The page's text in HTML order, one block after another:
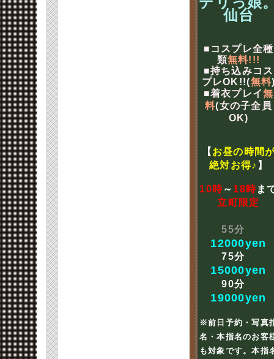
仙台
■コスプレ全種
類無料!!!
■持ち込みコス
プレOK!!(無料
■着衣プレイ無
料(女の子全員
OK)
【 お昼の時間
絶対お得♪ 】
10時～ 18時ま
立町限定
55分
12000yen
75分
15000yen
90分
19000yen
※前日予約・写真
名・本指名のお客
も対象です。本指